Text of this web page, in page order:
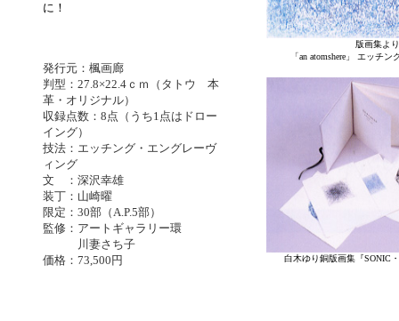
に！
発行元：楓画廊
判型：27.8×22.4ｃｍ（タトウ 本
革・オリジナル）
収録点数：8点（うち1点はドロー
イング）
技法：エッチング・エングレーヴ
ィング
文 ：深沢幸雄
装丁：山崎曜
限定：30部（A.P.5部）
監修：アートギャラリー環
川妻さち子
価格：73,500円
版画集より
「an atomshere」 エッチン
白木ゆり銅版画集『SONIC